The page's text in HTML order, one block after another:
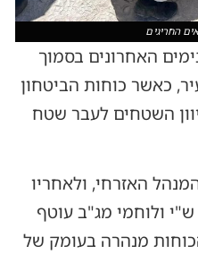
החריגים
האחרונים בסמוך
כאשר כוחות הביטחון
השטחים לעבר שטח
האזרחי, ולאחריו
ולוחמי מג"ב עוטף
מנהרה בעומק של